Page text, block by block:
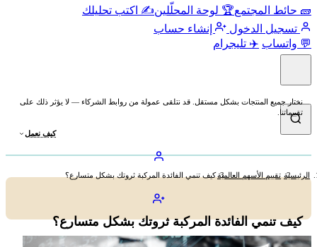
🧱 حائط المجتمع🏆 لوحة المحلّلين✍️ اكتب تحليلك
تسجيل الدخول
إنشاء حساب
💬 واتساب ✈️ تليجرام
نختار جميع المنتجات بشكل مستقل. قد نتلقى عمولة من روابط الشركاء — لا يؤثر ذلك على
تقييماتنا.
كيف نعمل
الرئيسية تقييم الأسهم العالميةكيف تنمي الفائدة المركبة ثروتك بشكل متسارع؟
كيف تنمي الفائدة المركبة ثروتك بشكل متسارع؟